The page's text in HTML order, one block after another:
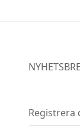
Registrera